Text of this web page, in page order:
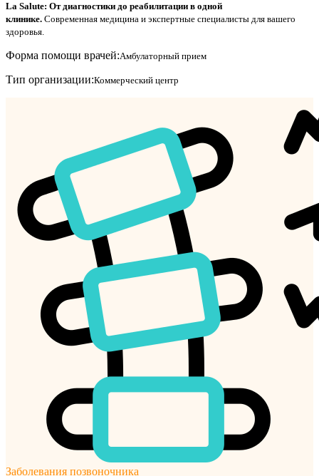
La Salute: От диагностики до реабилитации в одной
клинике. Современная медицина и экспертные специалисты для вашего
здоровья.
Форма помощи врачей:Амбулаторный прием
Тип организации:Коммерческий центр
Заболевания позвоночника